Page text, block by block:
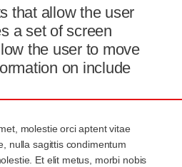
that allow the user
a set of screen
the user to move
on include
molestie orci aptent vitae
nulla sagittis condimentum
Et elit metus, morbi nobis